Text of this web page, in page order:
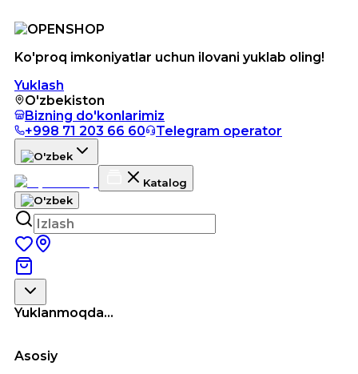
Ko'proq imkoniyatlar uchun ilovani yuklab oling!
Yuklash
O'zbekiston
Bizning do'konlarimiz
+998 71 203 66 60
Telegram operator
Katalog
Yuklanmoqda...
Asosiy